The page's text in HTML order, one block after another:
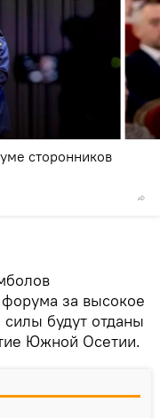
сторонников
форума за высокое
будут отданы
Южной Осетии.